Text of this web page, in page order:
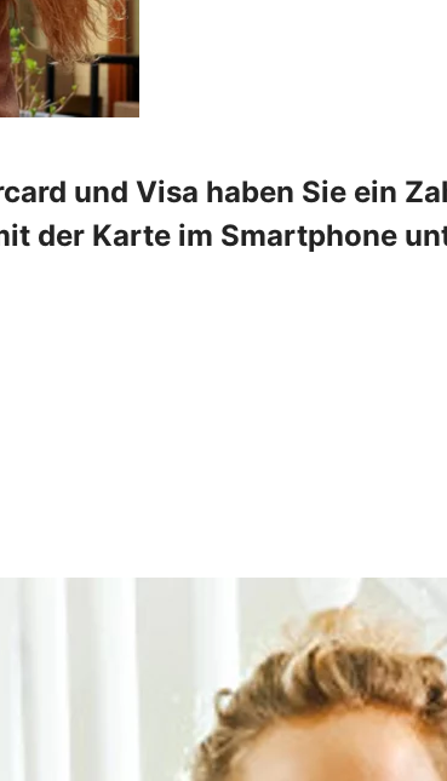
und Visa haben Sie ein
der Karte im Smartphone